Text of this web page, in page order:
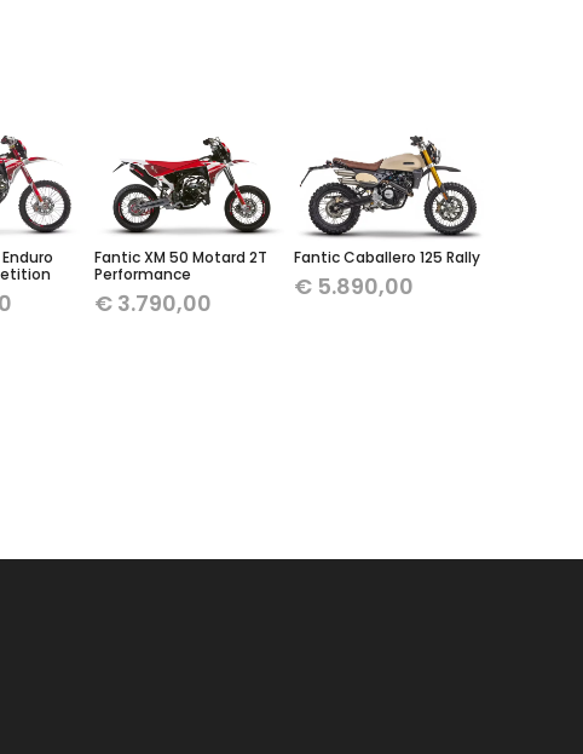
Fantic XM 50 Motard 2T
Performance
€3.790,00
Fantic Caballero 125 Rally
€5.890,00